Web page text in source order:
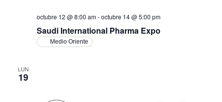
Saudi International Pharma Expo
octubre 12 @ 8:00 am-octubre 14 @ 5:00 pm
Medio Oriente
LUN
19